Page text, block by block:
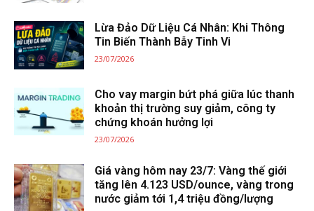
Lừa Đảo Dữ Liệu Cá Nhân: Khi Thông
Tin Biến Thành Bẫy Tinh Vi
23/07/2026
Cho vay margin bứt phá giữa lúc thanh
khoản thị trường suy giảm, công ty
chứng khoán hưởng lợi
23/07/2026
Giá vàng hôm nay 23/7: Vàng thế giới
tăng lên 4.123 USD/ounce, vàng trong
nước giảm tới 1,4 triệu đồng/lượng